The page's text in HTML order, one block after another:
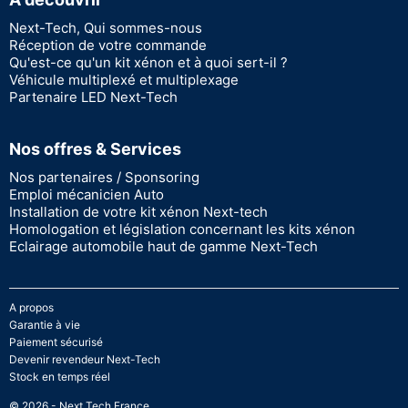
Next-Tech, Qui sommes-nous
Réception de votre commande
Qu'est-ce qu'un kit xénon et à quoi sert-il ?
Véhicule multiplexé et multiplexage
Partenaire LED Next-Tech
Nos offres & Services
Nos partenaires / Sponsoring
Emploi mécanicien Auto
Installation de votre kit xénon Next-tech
Homologation et législation concernant les kits xénon
Eclairage automobile haut de gamme Next-Tech
A propos
Garantie à vie
Paiement sécurisé
Devenir revendeur Next-Tech
Stock en temps réel